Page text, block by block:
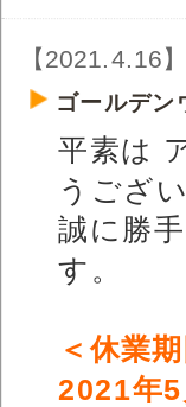
【2021.4.16】
ゴールデン
平素は
うござ
誠に勝
す。
＜休業
2021年